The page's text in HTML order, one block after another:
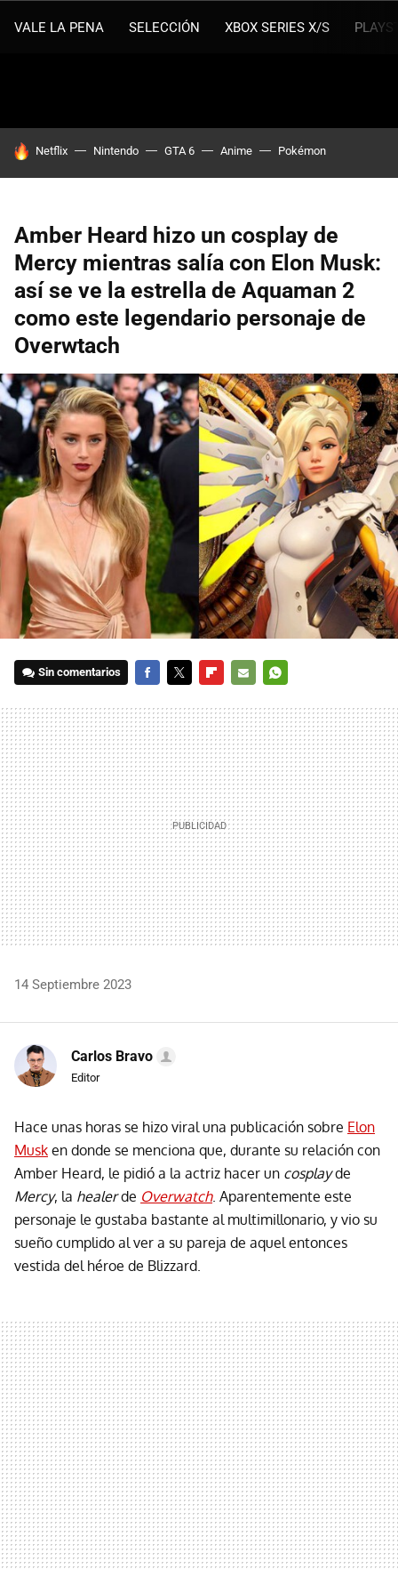
VALE LA PENA SELECCIÓN XBOX SERIES X/S
HOY SE HABLA DE
Netflix Nintendo GTA 6 Anime Pokémon
Amber Heard hizo un cosplay de
Mercy mientras salía con Elon Musk:
así se ve la estrella de Aquaman 2
como este legendario personaje de
Overwtach
Sin comentarios
MAIL
14 Septiembre 2023
Carlos Bravo
Editor
Hace unas horas se hizo viral una publicación sobre Elon
Musk en donde se menciona que, durante su relación con
Amber Heard, le pidió a la actriz hacer un cosplayde
Mercy, la healerde Overwatch. Aparentemente este
personaje le gustaba bastante al multimillonario, y vio su
sueño cumplido al ver a su pareja de aquel entonces
vestida del héroe de Blizzard.